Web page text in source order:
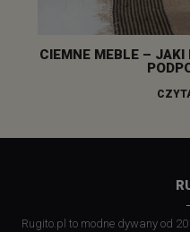
CIEMNE MEBLE – JAKI
Rugito.pl to modne dywany od